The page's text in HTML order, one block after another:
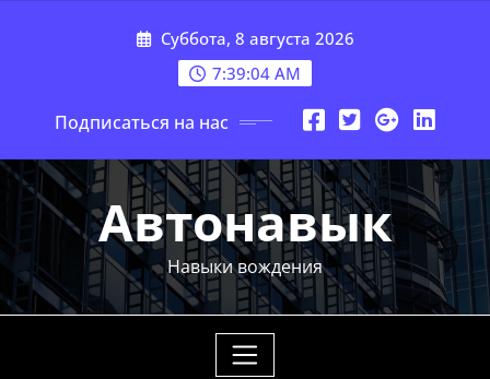
Суббота, 8 августа 2026
7:39:06 AM
Подписаться на нас
Автонавык
Навыки вождения